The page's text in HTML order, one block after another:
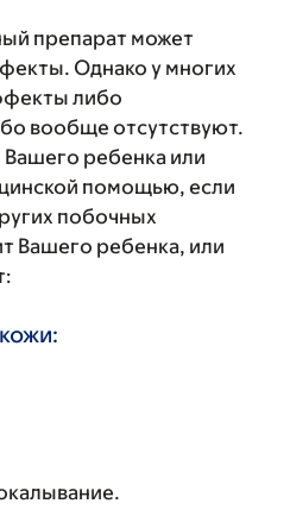
препарат может
Однако у многих
либо
вообще отсутствуют.
ребенка или
помощью, если
побочных
Вашего ребенка, или